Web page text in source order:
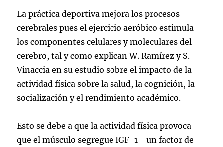
La práctica deportiva mejora los procesos
cerebrales pues el ejercicio aeróbico estimula
los componentes celulares y moleculares del
cerebro, tal y como explican W. Ramírez y S.
Vinaccia en su estudio sobre el impacto de la
actividad física sobre la salud, la cognición, la
socialización y el rendimiento académico.
Esto se debe a que la actividad física provoca
que el músculo segregueIGF-1 –un factor de